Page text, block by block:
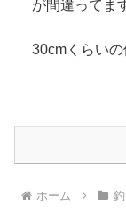
が間違ってま
30cmくらいの
ホーム 釣